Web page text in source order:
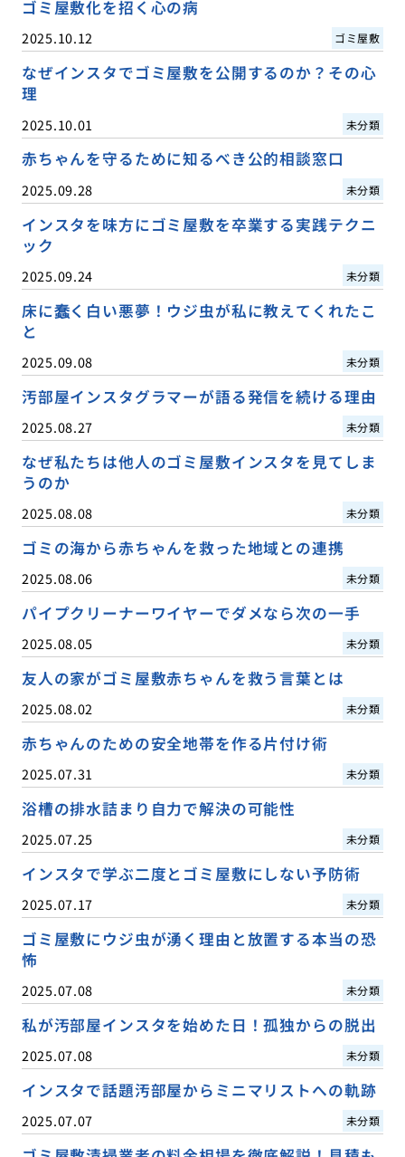
ゴミ屋敷化を招く心の病
2025.10.12 ゴミ屋敷
なぜインスタでゴミ屋敷を公開するのか？その心
理
2025.10.01 未分類
赤ちゃんを守るために知るべき公的相談窓口
2025.09.28 未分類
インスタを味方にゴミ屋敷を卒業する実践テクニ
ック
2025.09.24 未分類
床に蠢く白い悪夢！ウジ虫が私に教えてくれたこ
と
2025.09.08 未分類
汚部屋インスタグラマーが語る発信を続ける理由
2025.08.27 未分類
なぜ私たちは他人のゴミ屋敷インスタを見てしま
うのか
2025.08.08 未分類
ゴミの海から赤ちゃんを救った地域との連携
2025.08.06 未分類
パイプクリーナーワイヤーでダメなら次の一手
2025.08.05 未分類
友人の家がゴミ屋敷赤ちゃんを救う言葉とは
2025.08.02 未分類
赤ちゃんのための安全地帯を作る片付け術
2025.07.31 未分類
浴槽の排水詰まり自力で解決の可能性
2025.07.25 未分類
インスタで学ぶ二度とゴミ屋敷にしない予防術
2025.07.17 未分類
ゴミ屋敷にウジ虫が湧く理由と放置する本当の恐
怖
2025.07.08 未分類
私が汚部屋インスタを始めた日！孤独からの脱出
2025.07.08 未分類
インスタで話題汚部屋からミニマリストへの軌跡
2025.07.07 未分類